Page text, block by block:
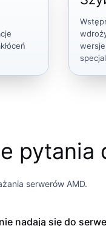
pytania
serwerów AMD.
nadają się do